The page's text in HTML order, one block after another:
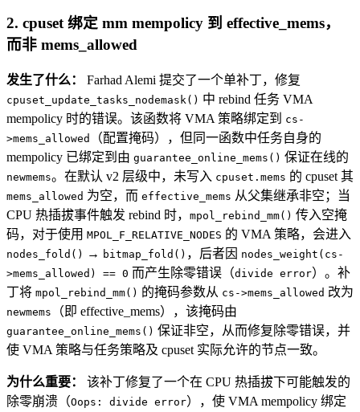
2. cpuset 绑定 mm mempolicy 到 effective_mems，
而非 mems_allowed
发生了什么： Farhad Alemi 提交了一个单补丁，修复
cpuset_update_tasks_nodemask() 中 rebind 任务 VMA
mempolicy 时的错误。该函数将 VMA 策略绑定到 cs-
>mems_allowed
（配置掩码），但同一函数中任务自身的
mempolicy 已绑定到由 guarantee_online_mems() 保证在线的
newmems。在默认 v2 层级中，未写入 cpuset.mems 的 cpuset 其
mems_allowed 为空，而 effective_mems 从父集继承非空；当
CPU 热插拔事件触发 rebind 时， mpol_rebind_mm() 传入空掩
码，对于使用 MPOL_F_RELATIVE_NODES 的 VMA 策略，会进入
nodes_fold() → bitmap_fold() ，后者因 nodes_weight(cs-
>mems_allowed) == 0 而产生除零错误（divide error）。补
丁将 mpol_rebind_mm() 的掩码参数从 cs->mems_allowed 改为
newmems （即 effective_mems），该掩码由
guarantee_online_mems() 保证非空，从而修复除零错误，并
使 VMA 策略与任务策略及 cpuset 实际允许的节点一致。
为什么重要：
该补丁修复了一个在 CPU 热插拔下可能触发的
除零崩溃（Oops: divide error），使 VMA mempolicy 绑定